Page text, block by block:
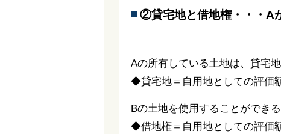
②貸宅地と借地権・・・A
Aの所有している土地は、貸宅
◆貸宅地＝自用地としての評価
Bの土地を使用することができ
◆借地権＝自用地としての評価